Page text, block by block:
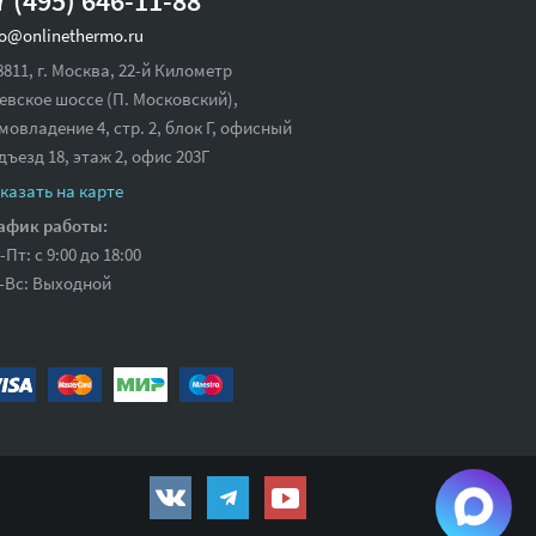
г. Москва, 22-й Километр
шоссе (П. Московский),
4, стр. 2, блок Г, офисный
18,этаж 2, офис 203Г
на карте
работы:
с 9:00 до 18:00
Вс: Выходной